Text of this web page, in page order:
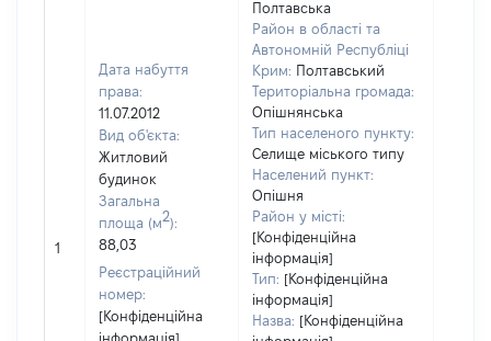
1
Дата набуття
права:
11.07.2012
Вид об'єкта:
Житловий
будинок
Загальна
площа (м2):
88,03
Реєстраційний
номер:
[Конфіденційна
інформація]
Полтавська
Район в області та
Автономній Республіці
Крим: Полтавський
Територіальна громада:
Опішнянська
Тип населеного пункту:
Селище міського типу
Населений пункт:
Опішня
Район у місті:
[Конфіденційна
інформація]
Тип: [Конфіденційна
інформація]
Назва: [Конфіденційна